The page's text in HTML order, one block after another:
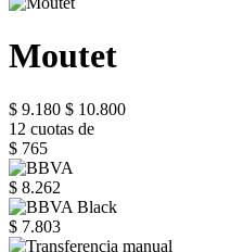
Moutet
$ 9.180 $ 10.800
12 cuotas de
$ 765
$ 8.262
$ 7.803